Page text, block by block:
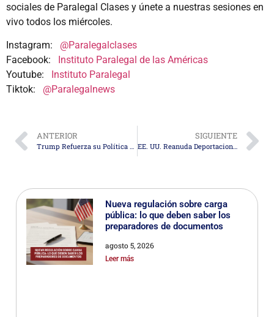
sociales de Paralegal Clases y únete a nuestras sesiones en
vivo todos los miércoles.
Instagram: @Paralegalclases
Facebook:
Instituto Paralegal de las Américas
Youtube:
Instituto Paralegal
Tiktok: @Paralegalnews
ANTERIOR
Trump Refuerza su Política Migratoria: Datos y Resultados Iniciales
SIGUIENTE
EE. UU. Reanuda Deportaciones a Venezuela Tras Acuerdo Bilateral
Nueva regulación sobre carga
pública: lo que deben saber los
preparadores de documentos
agosto 5, 2026
Leer más